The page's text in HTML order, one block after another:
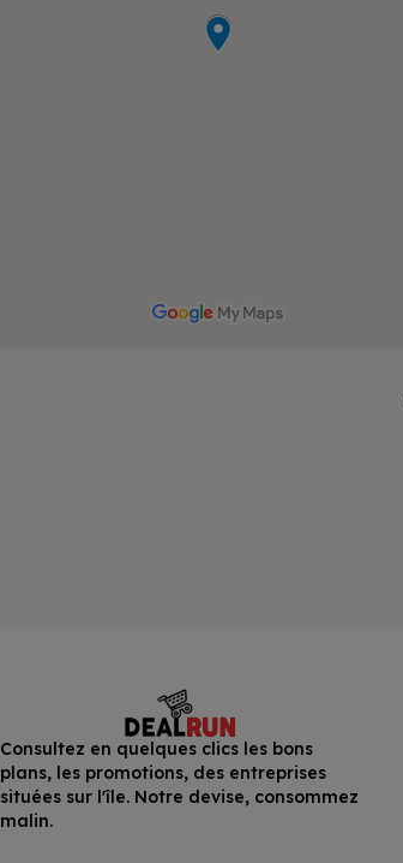
Consultez en quelques clics les bons
plans, les promotions, des entreprises
situées sur l'île. Notre devise, consommez
malin.